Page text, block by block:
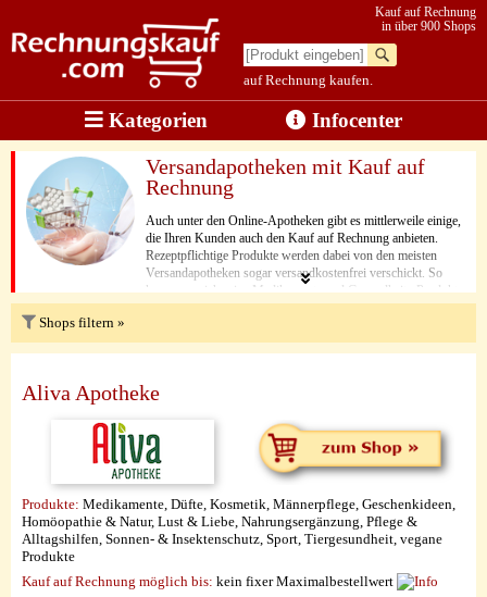
auf Rechnung kaufen.
Kauf auf Rechnung
in über 900 Shops
Kategorien Infocenter
Versandapotheken mit Kauf auf
Rechnung
Auch unter den Online-Apotheken gibt es mittlerweile einige,
die Ihren Kunden auch den Kauf auf Rechnung anbieten.
Rezeptpflichtige Produkte werden dabei von den meisten
Versandapotheken sogar versandkostenfrei verschickt. So
kann man sich seine Medikamente und Gesundheits-Produkte
bequem zur Haustür liefern lassen, und braucht dafür häufig
Shops filtern »
Aliva Apotheke
Produkte: Medikamente, Düfte, Kosmetik, Männerpflege, Geschenkideen,
Homöopathie & Natur, Lust & Liebe, Nahrungsergänzung, Pflege &
Alltagshilfen, Sonnen- & Insektenschutz, Sport, Tiergesundheit, vegane
Produkte
Kauf auf Rechnung möglich bis: kein fixer Maximalbestellwert